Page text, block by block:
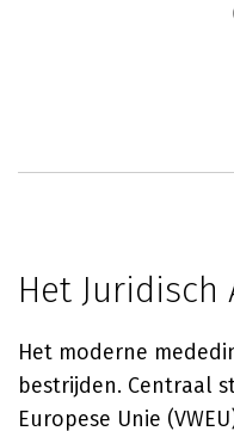
Het Juridisch
Het moderne
bestrijden. Centraal
Europese Unie